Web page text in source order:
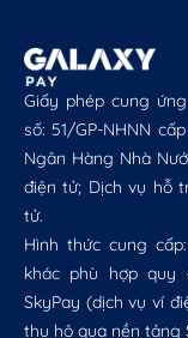
Giấy phép cung
số: 51/GP-NHNN
Ngân Hàng Nhà
điện tử; Dịch vụ hỗ
tử.
Hình thức cung
khác phù hợp quy
SkyPay (dịch vụ ví
thu hộ qua nền tảng